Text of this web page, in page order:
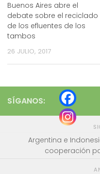
Buenos Aires abre el
debate sobre el reciclado
de los efluentes de los
tambos
26 JULIO, 2017
SÍGANOS:
Argentina e
cooperación